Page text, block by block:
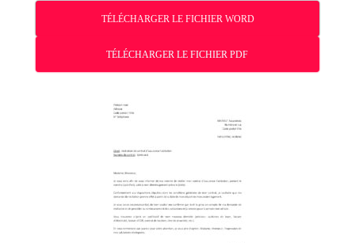
TÉLÉCHARGER LE FICHIER WORD
TÉLÉCHARGER LE FICHIER PDF